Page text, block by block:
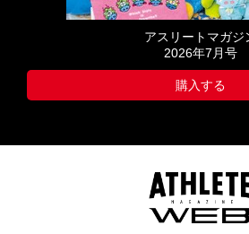
アスリートマガジ
2026年7月号
購入する